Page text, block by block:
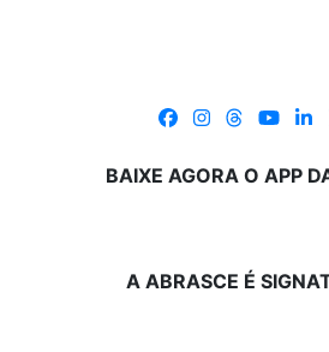
BAIXE AGORA O APP
A ABRASCE É